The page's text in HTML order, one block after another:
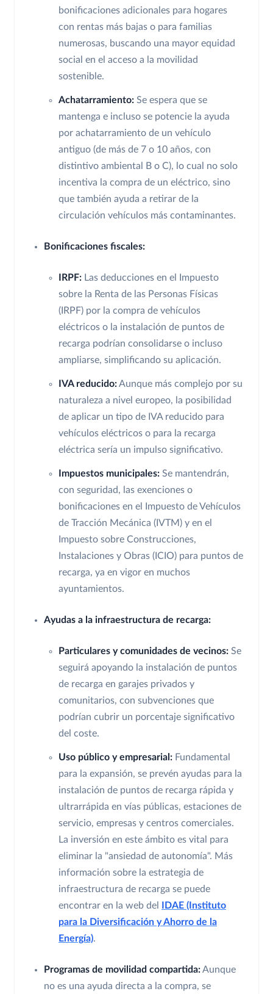
bonificaciones adicionales para hogares
con rentas más bajas o para familias
numerosas, buscando una mayor equidad
social en el acceso a la movilidad
sostenible.
Achatarramiento: Se espera que se
mantenga e incluso se potencie la ayuda
por achatarramiento de un vehículo
antiguo (de más de 7 o 10 años, con
distintivo ambiental B o C), lo cual no solo
incentiva la compra de un eléctrico, sino
que también ayuda a retirar de la
circulación vehículos más contaminantes.
Bonificaciones fiscales:
IRPF: Las deducciones en el Impuesto
sobre la Renta de las Personas Físicas
(IRPF) por la compra de vehículos
eléctricos o la instalación de puntos de
recarga podrían consolidarse o incluso
ampliarse, simplificando su aplicación.
IVA reducido:Aunque más complejo por su
naturaleza a nivel europeo, la posibilidad
de aplicar un tipo de IVA reducido para
vehículos eléctricos o para la recarga
eléctrica sería un impulso significativo.
Impuestos municipales: Se mantendrán,
con seguridad, las exenciones o
bonificaciones en el Impuesto de Vehículos
de Tracción Mecánica (IVTM) y en el
Impuesto sobre Construcciones,
Instalaciones y Obras (ICIO) para puntos de
recarga, ya en vigor en muchos
ayuntamientos.
Ayudas a la infraestructura de recarga:
Particulares y comunidades de vecinos: Se
seguirá apoyando la instalación de puntos
de recarga en garajes privados y
comunitarios, con subvenciones que
podrían cubrir un porcentaje significativo
del coste.
Uso público y empresarial: Fundamental
para la expansión, se prevén ayudas para la
instalación de puntos de recarga rápida y
ultrarrápida en vías públicas, estaciones de
servicio, empresas y centros comerciales.
La inversión en este ámbito es vital para
eliminar la "ansiedad de autonomía". Más
información sobre la estrategia de
infraestructura de recarga se puede
encontrar en la web del
IDAE (Instituto
para la Diversificación y Ahorro de la
Energía).
Programas de movilidad compartida:Aunque
no es una ayuda directa a la compra, se